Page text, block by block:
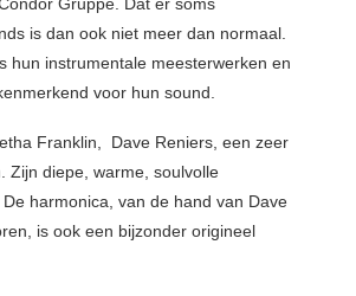
is dan ook niet meer dan normaal.
hun instrumentale meesterwerken en
voor hun sound.
Franklin, Dave Reniers, een zeer
Zijn diepe, warme, soulvolle
harmonica, van de hand van Dave
is ook een bijzonder origineel